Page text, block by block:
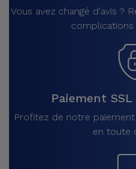
Vous avez changé d'avis ?
complications
Paiement
Profitez de notre
en toute